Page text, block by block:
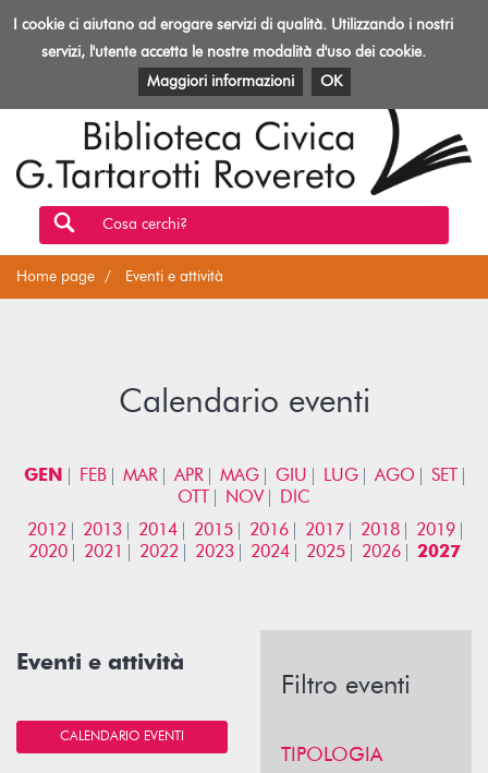
Toggle
Biblioteca
Rovereto
EVENTI E ATTIVITÀ PATRIMONIO E RISORSE
Cosa cerchi?
Home page Eventi e attività
Calendario eventi
GEN FEB MAR APR MAG GIU LUG AGO
SET
OTT
NOV
DIC
2012
2013 2014 2015 2016 2017 2018
2019
2020
2021 2022 2023 2024 2025 2026 2027
Eventi e attività
CALENDARIO EVENTI
Filtro eventi
TIPOLOGIA
I cookie ci aiutano ad erogare servizi di qualità. Utilizzando i nostri
servizi, l'utente accetta le nostre modalità d'uso dei cookie.
Maggiori informazioni
OK